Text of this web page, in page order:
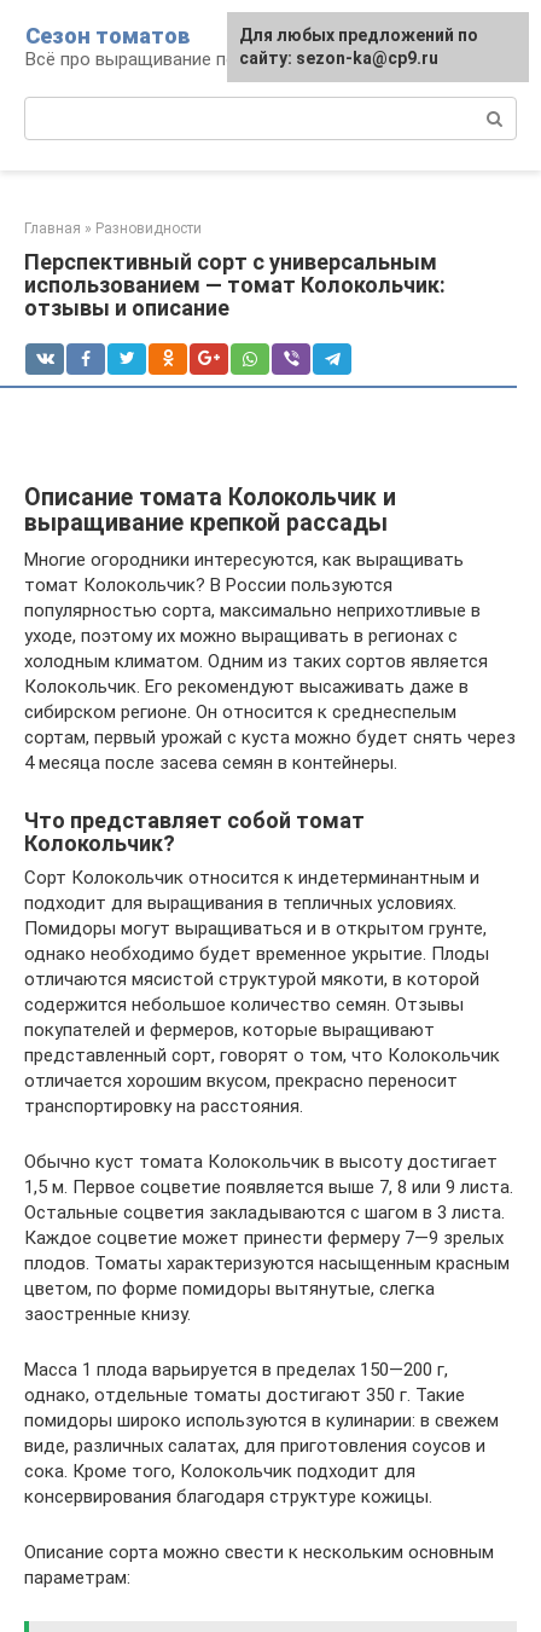
контенту
Сезон томатов
Всё про выращивание помидоров
Главная » Разновидности
Перспективный сорт с универсальным
использованием — томат Колокольчик:
отзывы и описание
Описание томата Колокольчик и
выращивание крепкой рассады
Многие огородники интересуются, как выращивать
томат Колокольчик? В России пользуются
популярностью сорта, максимально неприхотливые в
уходе, поэтому их можно выращивать в регионах с
холодным климатом. Одним из таких сортов является
Колокольчик. Его рекомендуют высаживать даже в
сибирском регионе. Он относится к среднеспелым
сортам, первый урожай с куста можно будет снять через
4 месяца после засева семян в контейнеры.
Что представляет собой томат
Колокольчик?
Сорт Колокольчик относится к индетерминантным и
подходит для выращивания в тепличных условиях.
Помидоры могут выращиваться и в открытом грунте,
однако необходимо будет временное укрытие. Плоды
отличаются мясистой структурой мякоти, в которой
содержится небольшое количество семян. Отзывы
покупателей и фермеров, которые выращивают
представленный сорт, говорят о том, что Колокольчик
отличается хорошим вкусом, прекрасно переносит
транспортировку на расстояния.
Обычно куст томата Колокольчик в высоту достигает
1,5 м. Первое соцветие появляется выше 7, 8 или 9 листа.
Остальные соцветия закладываются с шагом в 3 листа.
Каждое соцветие может принести фермеру 7—9 зрелых
плодов. Томаты характеризуются насыщенным красным
цветом, по форме помидоры вытянутые, слегка
заостренные книзу.
Масса 1 плода варьируется в пределах 150—200 г,
однако, отдельные томаты достигают 350 г. Такие
помидоры широко используются в кулинарии: в свежем
виде, различных салатах, для приготовления соусов и
сока. Кроме того, Колокольчик подходит для
консервирования благодаря структуре кожицы.
Описание сорта можно свести к нескольким основным
параметрам:
Для любых предложений по
сайту: sezon-ka@cp9.ru